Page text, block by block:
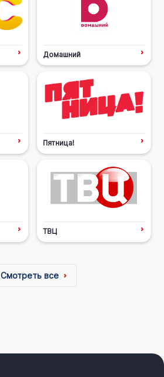
Домашний
Пятница!
ТВЦ
Смотреть все